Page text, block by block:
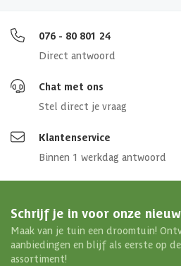
076 - 80 801 24
Direct antwoord
Chat met ons
Stel direct je vraag
Klantenservice
Binnen 1 werkdag antwoord
Schrijf je in voor onze
Maak van je tuin een droomtuin!
aanbiedingen en blijf als eerste op
assortiment!